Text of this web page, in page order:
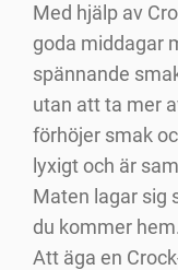
Med hjälp av
goda middagar
spännande
utan att ta mer
förhöjer smak
lyxigt och är
Maten lagar sig
du kommer
Att äga en